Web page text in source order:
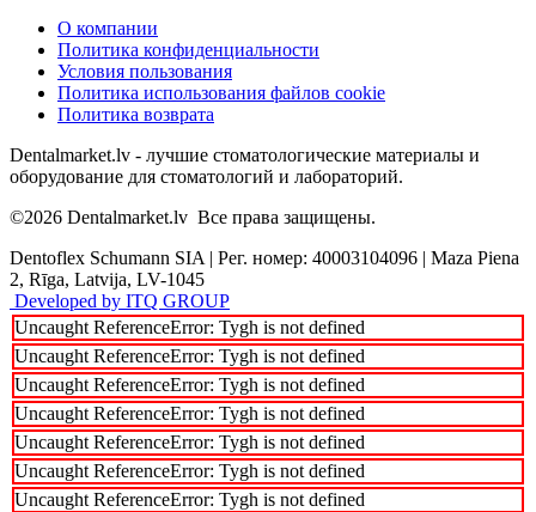
О компании
Политика конфиденциальности
Условия пользования
Политика использования файлов cookie
Политика возврата
Dentalmarket.lv - лучшие стоматологические материалы и
оборудование для стоматологий и лабораторий.
©2026 Dentalmarket.lv Все права защищены.
Dentoflex Schumann SIA | Рег. номер: 40003104096 | Maza Piena
2, Rīga, Latvija, LV-1045
Developed by ITQ GROUP
Uncaught ReferenceError: Tygh is not defined
Uncaught ReferenceError: Tygh is not defined
Uncaught ReferenceError: Tygh is not defined
Uncaught ReferenceError: Tygh is not defined
Uncaught ReferenceError: Tygh is not defined
Uncaught ReferenceError: Tygh is not defined
Uncaught ReferenceError: Tygh is not defined